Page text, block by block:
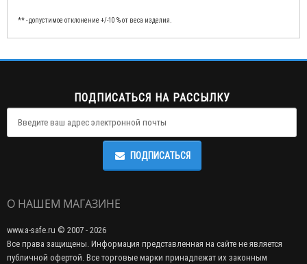
** - допустимое отклонение +/-10 % от веса изделия.
ПОДПИСАТЬСЯ НА РАССЫЛКУ
ПОДПИСАТЬСЯ
О НАШЕМ МАГАЗИНЕ
www.a-safe.ru © 2007 - 2026
Все права защищены. Информация представленная на сайте не является
публичной офертой. Все торговые марки принадлежат их законным